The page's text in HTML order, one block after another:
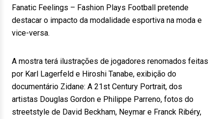
Fanatic Feelings – Fashion Plays Football pretende
destacar o impacto da modalidade esportiva na moda e
vice-versa.
A mostra terá ilustrações de jogadores renomados feitas
por Karl Lagerfeld e Hiroshi Tanabe, exibição do
documentário Zidane: A 21st Century Portrait, dos
artistas Douglas Gordon e Philippe Parreno, fotos do
streetstyle de David Beckham, Neymar e Franck Ribéry,